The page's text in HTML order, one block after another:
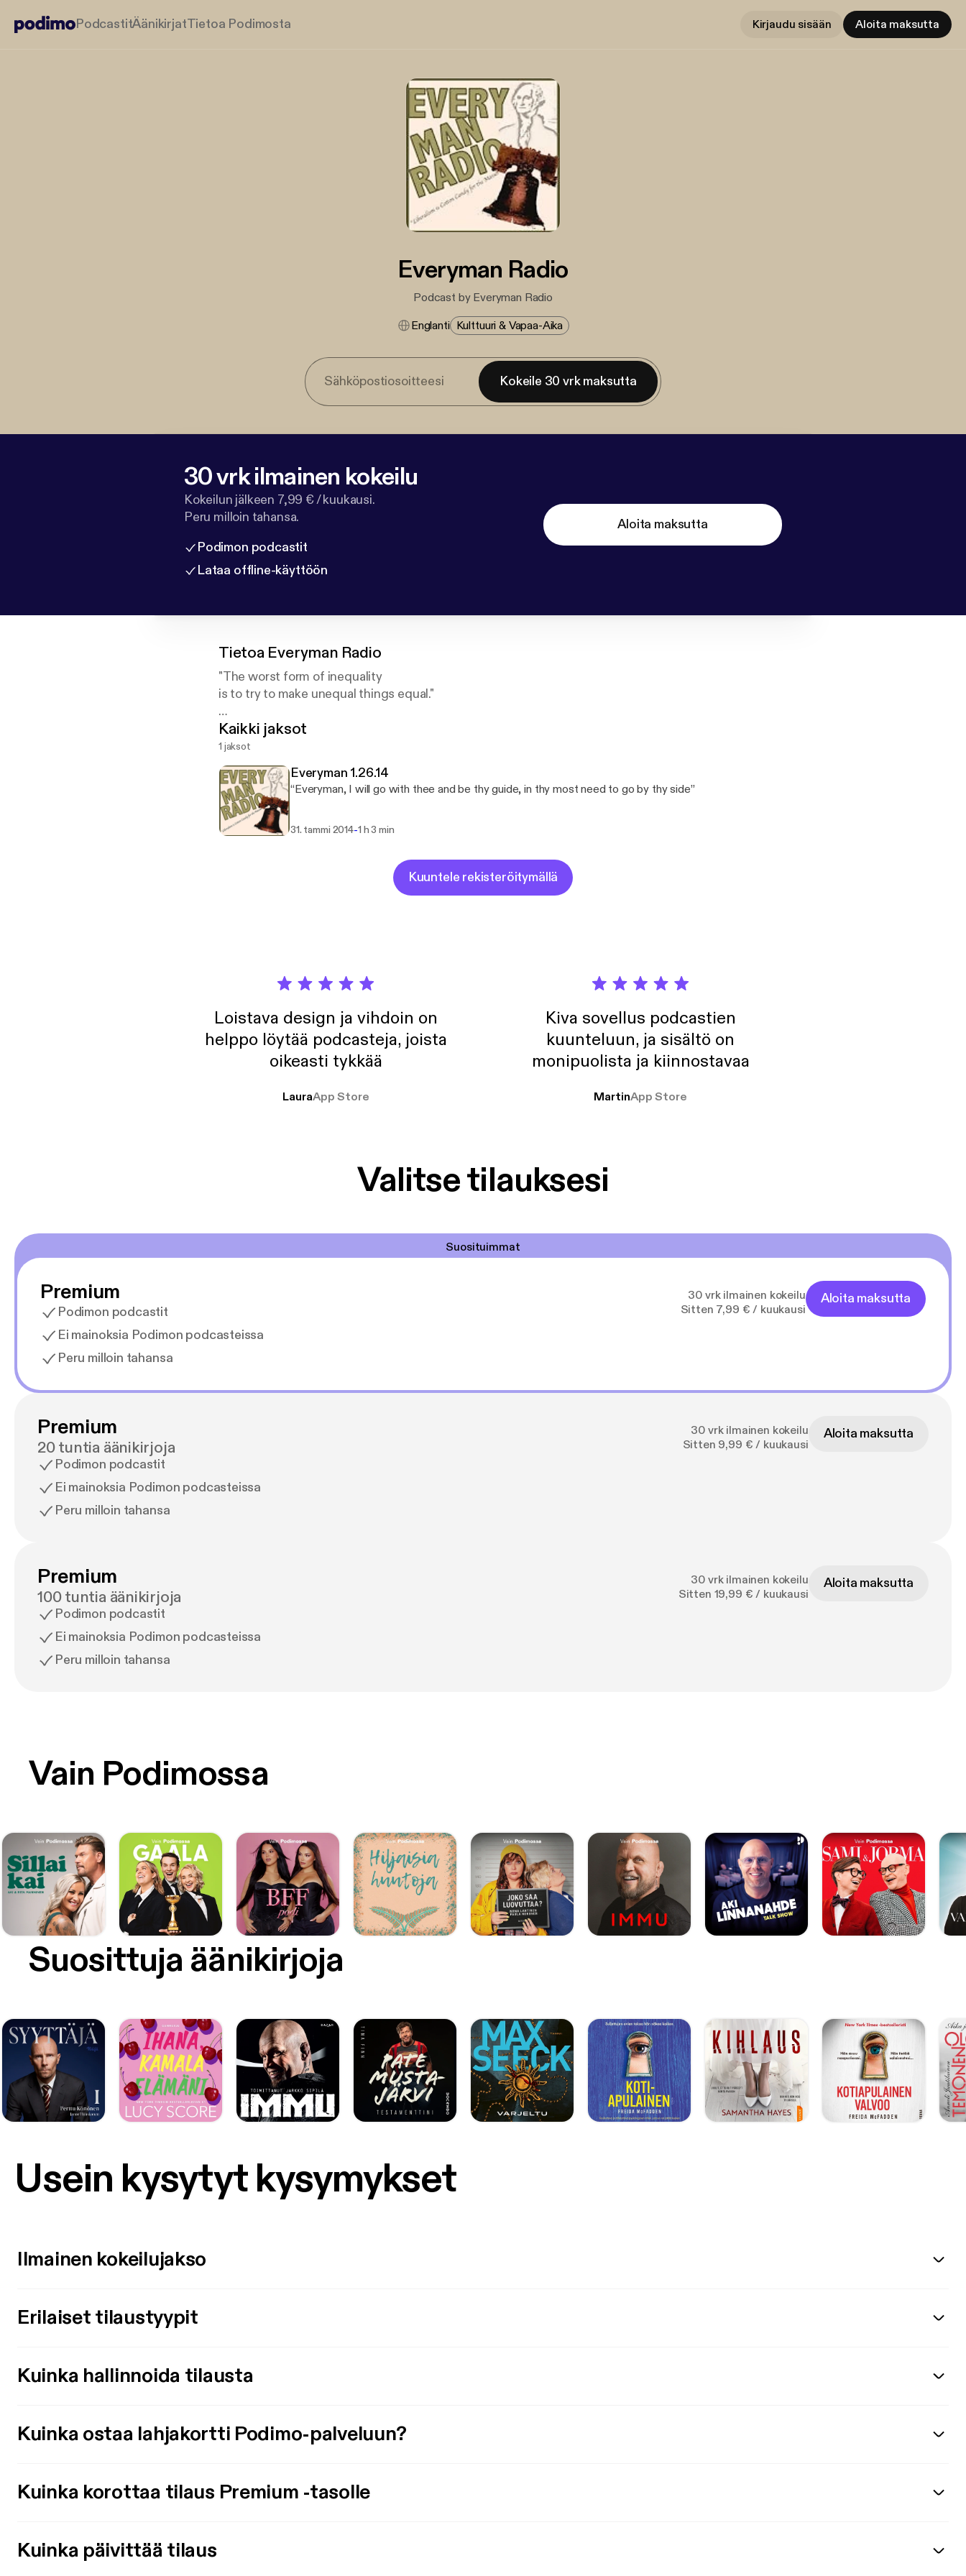
PodcastitÄänikirjatTietoa Podimosta Kirjaudu sisään Aloita maksutta
Everyman Radio
Podcast by Everyman Radio
Englanti Kulttuuri & Vapaa-Aika
Kokeile 30 vrk maksutta
30 vrk ilmainen kokeilu
Kokeilun jälkeen 7,99 € / kuukausi.
Peru milloin tahansa.
Podimon podcastit
Lataa offline-käyttöön
Aloita maksutta
Tietoa Everyman Radio
"The worst form of inequality
is to try to make unequal things equal."
--Aristotle
Kaikki jaksot
1 jaksot
Everyman 1.26.14
“Everyman, I will go with thee and be thy guide, in thy most need to go by thy side”
31. tammi 2014-1 h 3 min
Kuuntele rekisteröitymällä
Loistava design ja vihdoin on
helppo löytää podcasteja, joista
oikeasti tykkää
LauraApp Store
Kiva sovellus podcastien
kuunteluun, ja sisältö on
monipuolista ja kiinnostavaa
MartinApp Store
Valitse tilauksesi
Suosituimmat
Premium
Podimon podcastit
Ei mainoksia Podimon podcasteissa
Peru milloin tahansa
30 vrk ilmainen kokeilu
Sitten 7,99 € / kuukausi
Aloita maksutta
Premium
20 tuntia äänikirjoja
Podimon podcastit
Ei mainoksia Podimon podcasteissa
Peru milloin tahansa
30 vrk ilmainen kokeilu
Sitten 9,99 € / kuukausi
Aloita maksutta
Premium
100 tuntia äänikirjoja
Podimon podcastit
Ei mainoksia Podimon podcasteissa
Peru milloin tahansa
30 vrk ilmainen kokeilu
Sitten 19,99 € / kuukausi
Aloita maksutta
Vain Podimossa
Suosittuja äänikirjoja
Usein kysytyt kysymykset
Ilmainen kokeilujakso
Erilaiset tilaustyypit
Kuinka hallinnoida tilausta
Kuinka ostaa lahjakortti Podimo-palveluun?
Kuinka korottaa tilaus Premium -tasolle
Kuinka päivittää tilaus